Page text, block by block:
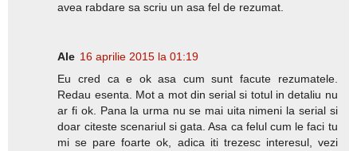
avea rabdare sa scriu un asa fel de rezumat.
Ale 16 aprilie 2015 la 01:19
Eu cred ca e ok asa cum sunt facute rezumatele.
Redau esenta. Mot a mot din serial si totul in detaliu nu
ar fi ok. Pana la urma nu se mai uita nimeni la serial si
doar citeste scenariul si gata. Asa ca felul cum le faci tu
mi se pare foarte ok, adica iti trezesc interesul, vezi